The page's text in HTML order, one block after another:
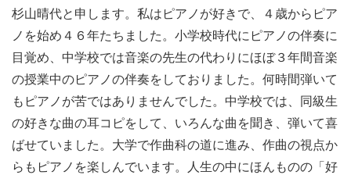
杉山晴代と申します。私はピアノが好きで、４歳からピア
ノを始め４６年たちました。小学校時代にピアノの伴奏に
目覚め、中学校では音楽の先生の代わりにほぼ３年間音楽
の授業中のピアノの伴奏をしておりました。何時間弾いて
もピアノが苦ではありませんでした。中学校では、同級生
の好きな曲の耳コピをして、いろんな曲を聞き、弾いて喜
ばせていました。大学で作曲科の道に進み、作曲の視点か
らもピアノを楽しんでいます。人生の中にほんものの「好